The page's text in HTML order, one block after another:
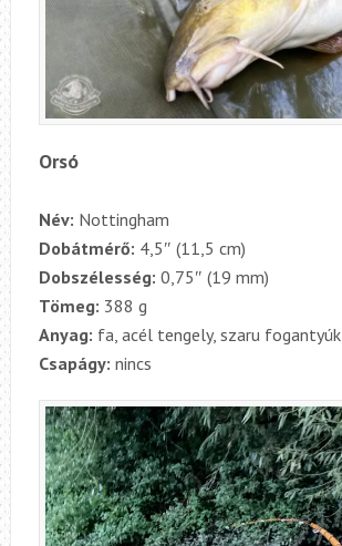
Orsó
Név: Nottingham
Dobátmérő: 4,5″ (11,5 cm)
Dobszélesség: 0,75″ (19 mm)
Tömeg: 388 g
Anyag: fa, acél tengely, szaru fogantyúk
Csapágy: nincs